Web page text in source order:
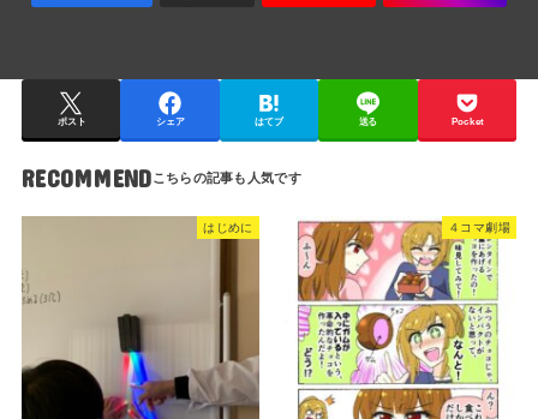
ポスト シェア はてブ 送る Pocket
RECOMMEND
はじめに ４コマ劇場